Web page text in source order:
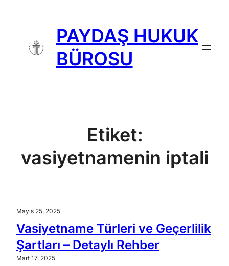
PAYDAŞ HUKUK
BÜROSU
Etiket:
vasiyetnamenin iptali
Mayıs 25, 2025
Vasiyetname Türleri ve Geçerlilik
Şartları – Detaylı Rehber
Mart 17, 2025